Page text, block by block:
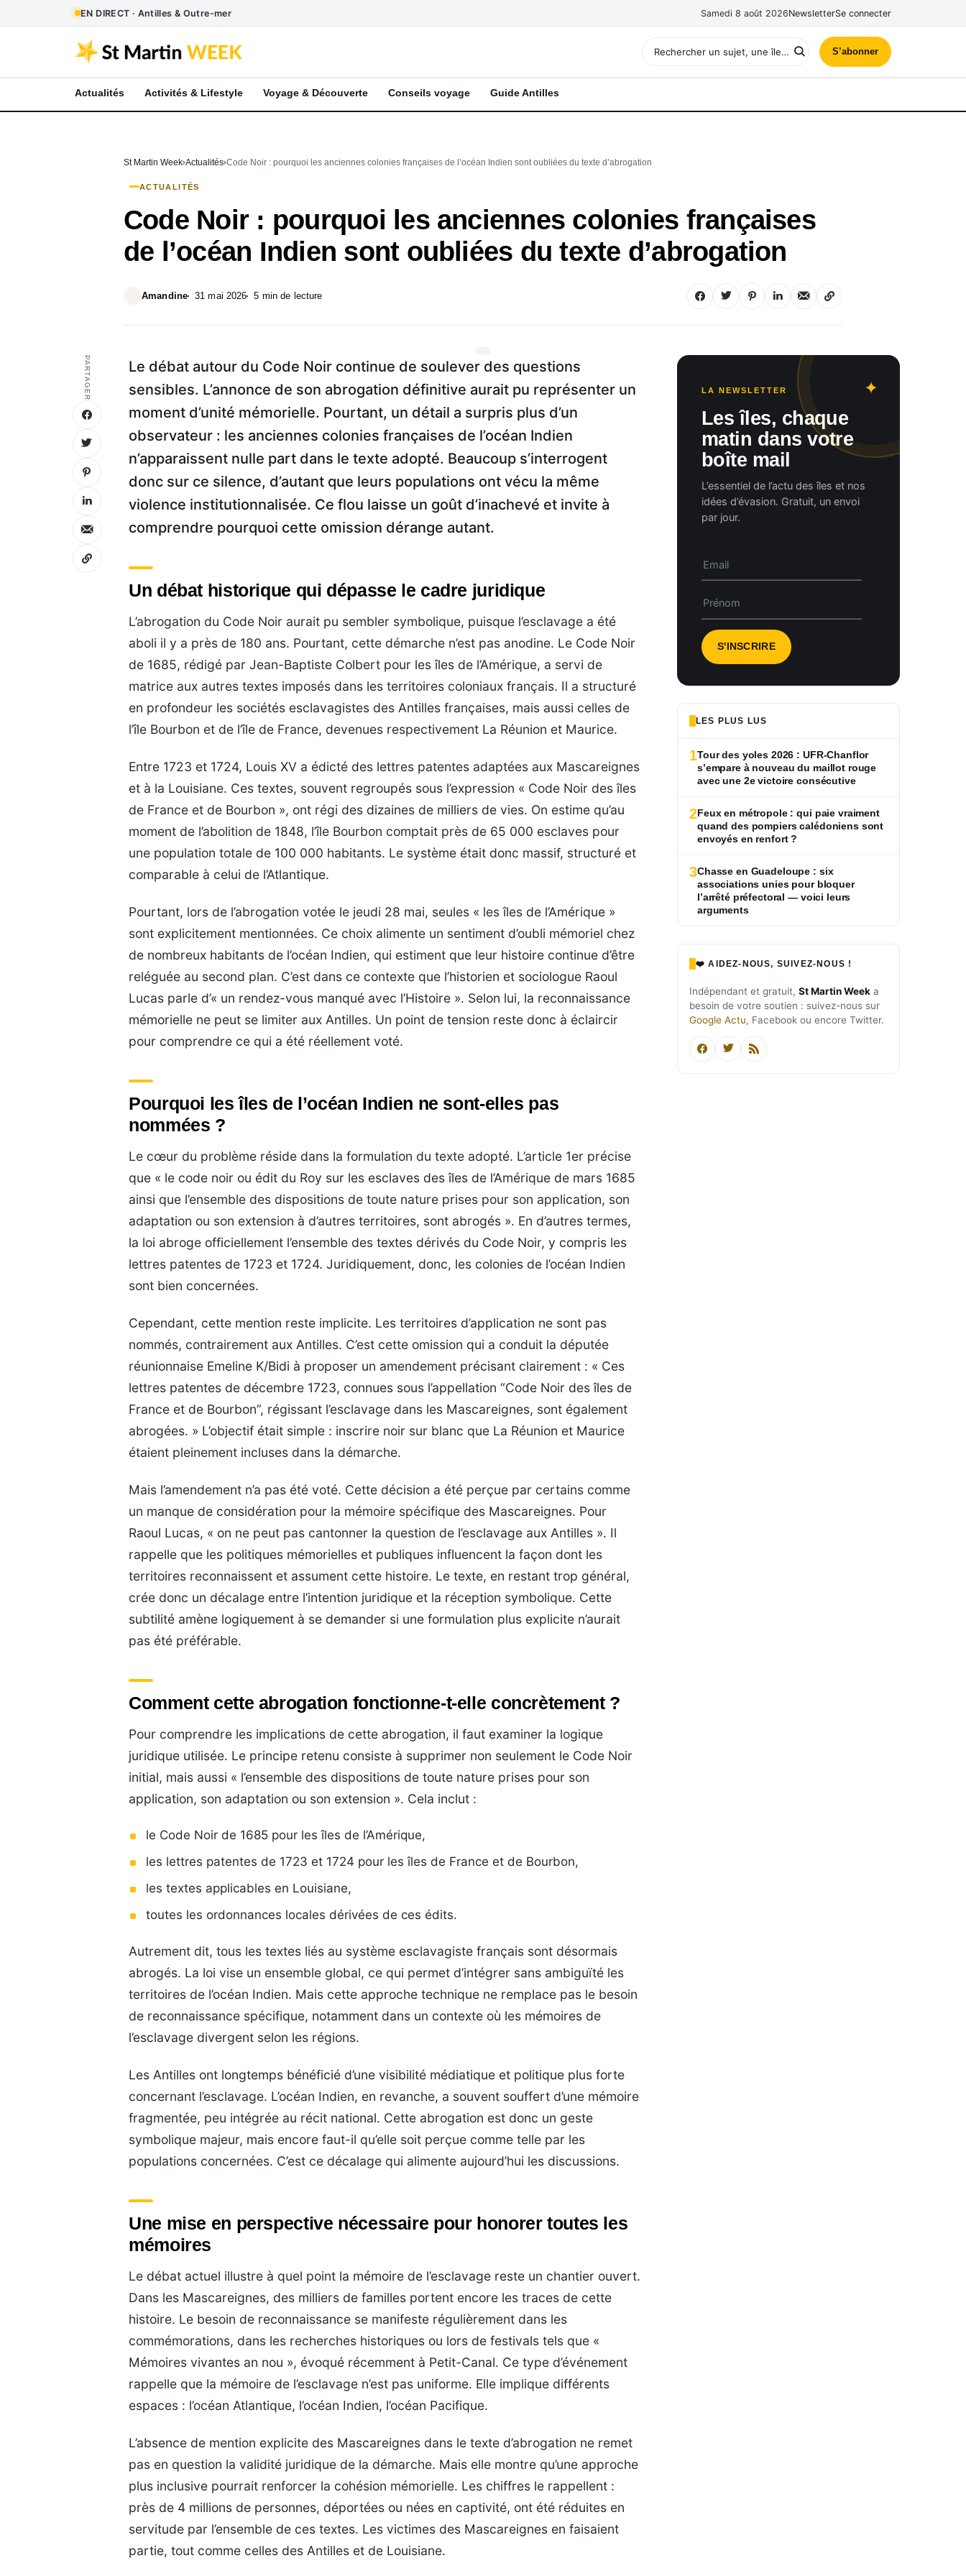
EN DIRECT · Antilles & Outre-mer Samedi 8 août 2026NewsletterSe connecter
S’abonner
Actualités Activités & Lifestyle Voyage & Découverte Conseils voyage Guide Antilles
St Martin Week Actualités Code Noir : pourquoi les anciennes colonies françaises de l’océan Indien sont oubliées du texte d’abrogation
ACTUALITÉS
Code Noir : pourquoi les anciennes colonies françaises
de l’océan Indien sont oubliées du texte d’abrogation
Amandine 31 mai 2026 5 min de lecture
PARTAGER
Le débat autour du Code Noir continue de soulever des questions
sensibles. L’annonce de son abrogation définitive aurait pu représenter un
moment d’unité mémorielle. Pourtant, un détail a surpris plus d’un
observateur : les anciennes colonies françaises de l’océan Indien
n’apparaissent nulle part dans le texte adopté. Beaucoup s’interrogent
donc sur ce silence, d’autant que leurs populations ont vécu la même
violence institutionnalisée. Ce flou laisse un goût d’inachevé et invite à
comprendre pourquoi cette omission dérange autant.
Un débat historique qui dépasse le cadre juridique
L’abrogation du Code Noir aurait pu sembler symbolique, puisque l’esclavage a été
aboli il y a près de 180 ans. Pourtant, cette démarche n’est pas anodine. Le Code Noir
de 1685, rédigé par Jean-Baptiste Colbert pour les îles de l’Amérique, a servi de
matrice aux autres textes imposés dans les territoires coloniaux français. Il a structuré
en profondeur les sociétés esclavagistes des Antilles françaises, mais aussi celles de
l’île Bourbon et de l’île de France, devenues respectivement La Réunion et Maurice.
Entre 1723 et 1724, Louis XV a édicté des lettres patentes adaptées aux Mascareignes
et à la Louisiane. Ces textes, souvent regroupés sous l’expression « Code Noir des îles
de France et de Bourbon », ont régi des dizaines de milliers de vies. On estime qu’au
moment de l’abolition de 1848, l’île Bourbon comptait près de 65 000 esclaves pour
une population totale de 100 000 habitants. Le système était donc massif, structuré et
comparable à celui de l’Atlantique.
Pourtant, lors de l’abrogation votée le jeudi 28 mai, seules « les îles de l’Amérique »
sont explicitement mentionnées. Ce choix alimente un sentiment d’oubli mémoriel chez
de nombreux habitants de l’océan Indien, qui estiment que leur histoire continue d’être
reléguée au second plan. C’est dans ce contexte que l’historien et sociologue Raoul
Lucas parle d’« un rendez-vous manqué avec l’Histoire ». Selon lui, la reconnaissance
mémorielle ne peut se limiter aux Antilles. Un point de tension reste donc à éclaircir
pour comprendre ce qui a été réellement voté.
Pourquoi les îles de l’océan Indien ne sont-elles pas
nommées ?
Le cœur du problème réside dans la formulation du texte adopté. L’article 1er précise
que « le code noir ou édit du Roy sur les esclaves des îles de l’Amérique de mars 1685
ainsi que l’ensemble des dispositions de toute nature prises pour son application, son
adaptation ou son extension à d’autres territoires, sont abrogés ». En d’autres termes,
la loi abroge officiellement l’ensemble des textes dérivés du Code Noir, y compris les
lettres patentes de 1723 et 1724. Juridiquement, donc, les colonies de l’océan Indien
sont bien concernées.
Cependant, cette mention reste implicite. Les territoires d’application ne sont pas
nommés, contrairement aux Antilles. C’est cette omission qui a conduit la députée
réunionnaise Emeline K/Bidi à proposer un amendement précisant clairement : « Ces
lettres patentes de décembre 1723, connues sous l’appellation “Code Noir des îles de
France et de Bourbon”, régissant l’esclavage dans les Mascareignes, sont également
abrogées. » L’objectif était simple : inscrire noir sur blanc que La Réunion et Maurice
étaient pleinement incluses dans la démarche.
Mais l’amendement n’a pas été voté. Cette décision a été perçue par certains comme
un manque de considération pour la mémoire spécifique des Mascareignes. Pour
Raoul Lucas, « on ne peut pas cantonner la question de l’esclavage aux Antilles ». Il
rappelle que les politiques mémorielles et publiques influencent la façon dont les
territoires reconnaissent et assument cette histoire. Le texte, en restant trop général,
crée donc un décalage entre l’intention juridique et la réception symbolique. Cette
subtilité amène logiquement à se demander si une formulation plus explicite n’aurait
pas été préférable.
Comment cette abrogation fonctionne-t-elle concrètement ?
Pour comprendre les implications de cette abrogation, il faut examiner la logique
juridique utilisée. Le principe retenu consiste à supprimer non seulement le Code Noir
initial, mais aussi « l’ensemble des dispositions de toute nature prises pour son
application, son adaptation ou son extension ». Cela inclut :
le Code Noir de 1685 pour les îles de l’Amérique,
les lettres patentes de 1723 et 1724 pour les îles de France et de Bourbon,
les textes applicables en Louisiane,
toutes les ordonnances locales dérivées de ces édits.
Autrement dit, tous les textes liés au système esclavagiste français sont désormais
abrogés. La loi vise un ensemble global, ce qui permet d’intégrer sans ambiguïté les
territoires de l’océan Indien. Mais cette approche technique ne remplace pas le besoin
de reconnaissance spécifique, notamment dans un contexte où les mémoires de
l’esclavage divergent selon les régions.
Les Antilles ont longtemps bénéficié d’une visibilité médiatique et politique plus forte
concernant l’esclavage. L’océan Indien, en revanche, a souvent souffert d’une mémoire
fragmentée, peu intégrée au récit national. Cette abrogation est donc un geste
symbolique majeur, mais encore faut-il qu’elle soit perçue comme telle par les
populations concernées. C’est ce décalage qui alimente aujourd’hui les discussions.
Une mise en perspective nécessaire pour honorer toutes les
mémoires
Le débat actuel illustre à quel point la mémoire de l’esclavage reste un chantier ouvert.
Dans les Mascareignes, des milliers de familles portent encore les traces de cette
histoire. Le besoin de reconnaissance se manifeste régulièrement dans les
commémorations, dans les recherches historiques ou lors de festivals tels que «
Mémoires vivantes an nou », évoqué récemment à Petit-Canal. Ce type d’événement
rappelle que la mémoire de l’esclavage n’est pas uniforme. Elle implique différents
espaces : l’océan Atlantique, l’océan Indien, l’océan Pacifique.
L’absence de mention explicite des Mascareignes dans le texte d’abrogation ne remet
pas en question la validité juridique de la démarche. Mais elle montre qu’une approche
plus inclusive pourrait renforcer la cohésion mémorielle. Les chiffres le rappellent :
près de 4 millions de personnes, déportées ou nées en captivité, ont été réduites en
servitude par l’ensemble de ces textes. Les victimes des Mascareignes en faisaient
partie, tout comme celles des Antilles et de Louisiane.
LA NEWSLETTER
Les îles, chaque
matin dans votre
boîte mail
L’essentiel de l’actu des îles et nos
idées d’évasion. Gratuit, un envoi
par jour.
LES PLUS LUS
1Tour des yoles 2026 : UFR-Chanflor
s’empare à nouveau du maillot rouge
avec une 2e victoire consécutive
2Feux en métropole : qui paie vraiment
quand des pompiers calédoniens sont
envoyés en renfort ?
3Chasse en Guadeloupe : six
associations unies pour bloquer
l’arrêté préfectoral — voici leurs
arguments
❤️ AIDEZ-NOUS, SUIVEZ-NOUS !
Indépendant et gratuit, St Martin Week a
besoin de votre soutien : suivez-nous sur
Google Actu, Facebook ou encore Twitter.